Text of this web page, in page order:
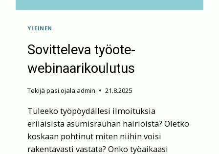
YLEINEN
Sovitteleva työote-
webinaarikoulutus
Tekijä pasi.ojala.admin 21.8.2025
Tuleeko työpöydällesi ilmoituksia
erilaisista asumisrauhan häiriöistä? Oletko
koskaan pohtinut miten niihin voisi
rakentavasti vastata? Onko työaikaasi